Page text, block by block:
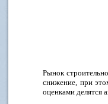
Рынок
снижение, при
оценками делятся